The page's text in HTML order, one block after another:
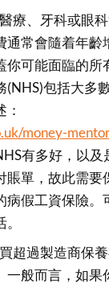
療、牙科或眼
通常會隨着年
你可能面臨的
(NHS)包括大多
money-
有多好，以
單，故此需要
病假工資保險
超過製造商保
一般而言，如